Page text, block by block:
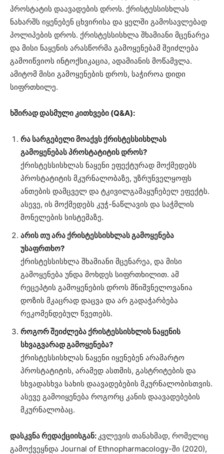
პროსტატის დაავადების დროს. ქრისტესსისხლას
ნახარშს იყენებენ ცხვირისა და ყელში გამოსავლებად
პოლიპების დროს. ქრისტესსისხლა შხამიანი მცენარეა
და მისი ნაყენის არასწორმა გამოყენებამ შეიძლება
გამოიწვიოს ინტოქსიკაცია, ადამიანის მოწამვლა.
ამიტომ მისი გამოყენების დროს, საჭიროა დიდი
სიფრთხილე.
ხშირად დასმული კითხვები (Q&A):
რა სარგებელი მოაქვს ქრისტესსისხლას
გამოყენებას პროსტატიტის დროს?
ქრისტესსისხლას ნაყენი ეფექტურად მოქმედებს
პროსტატიტის მკურნალობაზე, უზრუნველყოფს
ანთების დამცველ და ტკივილგამაყუჩებელ ეფექტს.
ასევე, ის მოქმედებს კუჭ-ნაწლავის და საჭმლის
მონელების სისტემაზე.
არის თუ არა ქრისტესსისხლას გამოყენება
უსაფრთხო?
ქრისტესსისხლა შხამიანი მცენარეა, და მისი
გამოყენება უნდა მოხდეს სიფრთხილით. ამ
რეცეპტის გამოყენების დროს მნიშვნელოვანია
დოზის მკაცრად დაცვა და არ გადაჭარბება
რეკომენდებულ წვეთებს.
როგორ შეიძლება ქრისტესსისხლის ნაყენის
სხვაგვარად გამოყენება?
ქრისტესსისხლას ნაყენი იყენებენ არამარტო
პროსტატიტის, არამედ ასთმის, გასტრიტების და
სხვადასხვა სახის დაავადებების მკურნალობისთვის.
ასევე გამოიყენება როგორც კანის დაავადებების
მკურნალობაც.
დასკვნა რედაქციისგან: კვლევის თანახმად, რომელიც
გამოქვეყნდა Journal of Ethnopharmacology-ში (2020),